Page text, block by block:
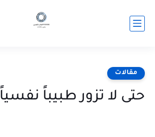
مقالات
حتى لا تزور طبيباً نفسياً